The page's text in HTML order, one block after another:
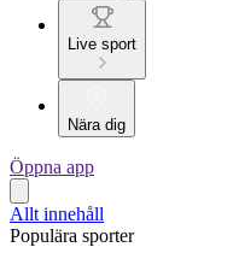
Live sport
Nära dig
Öppna app
Allt innehåll
Populära sporter